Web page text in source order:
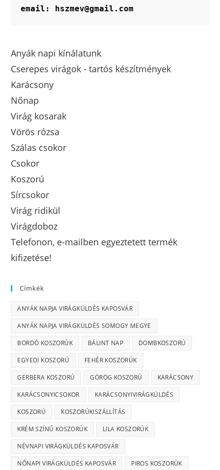
email: hszmev@gmail.com
Anyák napi kínálatunk
Cserepes virágok - tartós készítmények
Karácsony
Nőnap
Virág kosarak
Vörös rózsa
Szálas csokor
Csokor
Koszorú
Sírcsokor
Virág ridikül
Virágdoboz
Telefonon, e-mailben egyeztetett termék
kifizetése!
Címkék
ANYÁK NAPJA VIRÁGKÜLDÉS KAPOSVÁR
ANYÁK NAPJA VIRÁGKÜLDÉS SOMOGY MEGYE
BORDÓ KOSZORÚK BÁLINT NAP DOMBKOSZORÚ
EGYEDI KOSZORÚ FEHÉR KOSZORÚK
GERBERA KOSZORÚ GÖRÖG KOSZORÚ KARÁCSONY
KARÁCSONYICSOKOR KARÁCSONYIVIRÁGKÜLDÉS
KOSZORÚ KOSZORÚKISZÁLLÍTÁS
KRÉM SZÍNŰ KOSZORÚK LILA KOSZORÚK
NÉVNAPI VIRÁGKÜLDÉS KAPOSVÁR
NŐNAPI VIRÁGKÜLDÉS KAPOSVÁR PIROS KOSZORÚK